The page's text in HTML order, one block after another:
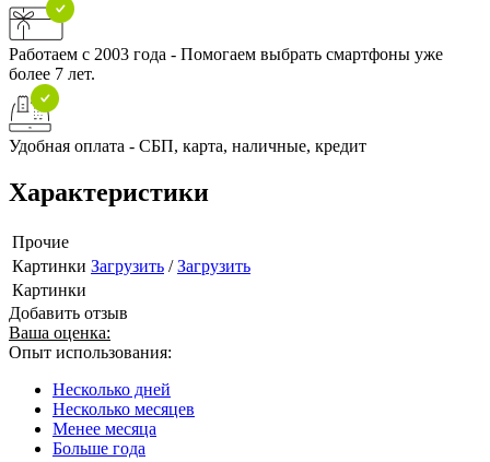
Работаем с 2003 года - Помогаем выбрать смартфоны уже
более 7 лет.
Удобная оплата - СБП, карта, наличные, кредит
Характеристики
Прочие
Картинки Загрузить /Загрузить
Картинки
Добавить отзыв
Ваша оценка:
Опыт использования:
Несколько дней
Несколько месяцев
Менее месяца
Больше года